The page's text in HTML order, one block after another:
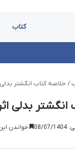
کتاب
/ خلاصه کتاب انگشتر
انگشتر بدلی
خواندن این مطلب 14